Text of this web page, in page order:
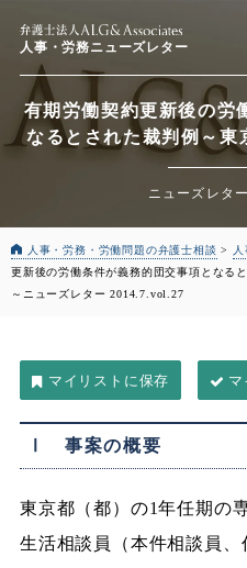
人事・労務ニューズレター
有期労働契約更新後の労
なるとされた裁判例 ～東
ニューズレタ
人事・労務・労働問題の弁護士相談 >
更新後の労働条件が義務的団交事項となる
～ ニューズレター 2014.7.vol.27
マ
Ⅰ 事案の概要
東京都（都）の1年任期の
生活相談員（本件相談員